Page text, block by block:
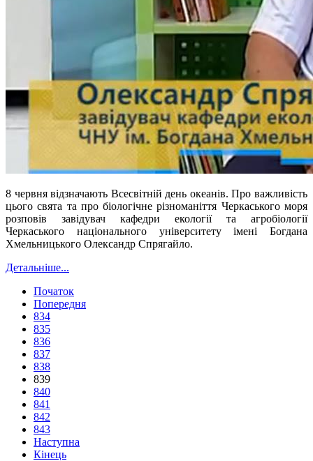
8 червня відзначають Всесвітній день океанів. Про важливість
цього свята та про біологічне різноманіття Черкаського моря
розповів завідувач кафедри екології та агробіології
Черкаського національного університету імені Богдана
Хмельницького Олександр Спрягайло.
Детальніше...
Початок
Попередня
834
835
836
837
838
839
840
841
842
843
Наступна
Кінець